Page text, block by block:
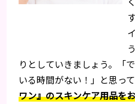
りとしていきましょう。「
いる時間がない！」と思っ
ワン』のスキンケア用品を